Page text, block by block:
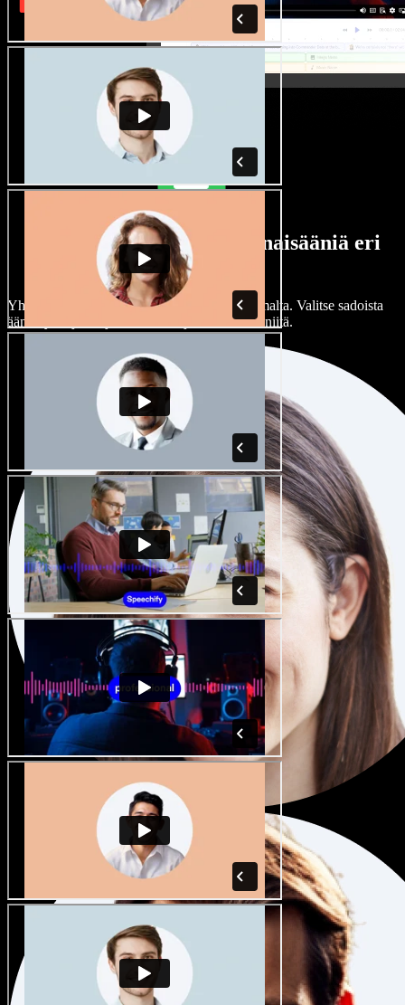
Laaja valikoima mies- ja naisääniä eri
aksenteilla
Yhdenkään projektin ei tarvitse kuulostaa samalta. Valitse sadoista
ääninäyttelijöistä ja aksenteista ja hienosäädä niitä.